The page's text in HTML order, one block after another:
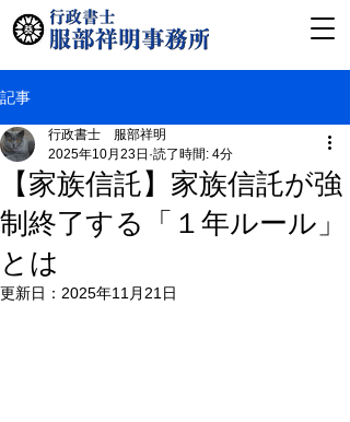
記事
【家族信託】家族信託が強
制終了する「１年ルール」
とは
行政書士 服部祥明
2025年10月23日 読了時間: 4分
更新日： 2025年11月21日